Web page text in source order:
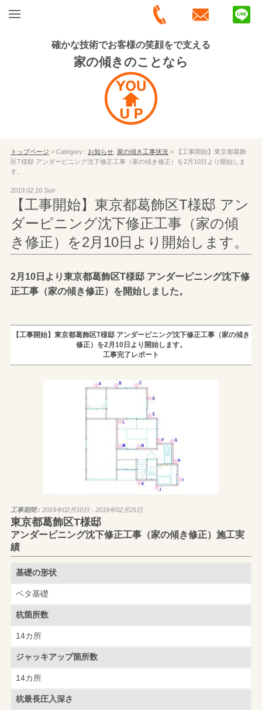
確かな技術でお客様の笑顔をで支える
家の傾きのことなら
トップページ > Category : お知らせ, 家の傾き工事状況 > 【工事開始】東京都葛飾
区T様邸 アンダーピニング沈下修正工事（家の傾き修正）を2月10日より開始しま
す。
2019.02.10 Sun
【工事開始】東京都葛飾区T様邸 アン
ダーピニング沈下修正工事（家の傾
き修正）を2月10日より開始します。
2月10日より東京都葛飾区T様邸 アンダーピニング沈下修
正工事（家の傾き修正）を開始しました。
【工事開始】東京都葛飾区T様邸 アンダーピニング沈下修正工事（家の傾き
修正）を2月10日より開始します。
工事完了レポート
工事期間 : 2019年02月10日 - 2019年02月25日
東京都葛飾区T様邸
アンダーピニング沈下修正工事（家の傾き修正）施工実
績
基礎の形状
ベタ基礎
杭箇所数
14カ所
ジャッキアップ箇所数
14カ所
杭最長圧入深さ